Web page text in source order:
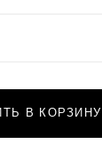
В КОРЗИНУ